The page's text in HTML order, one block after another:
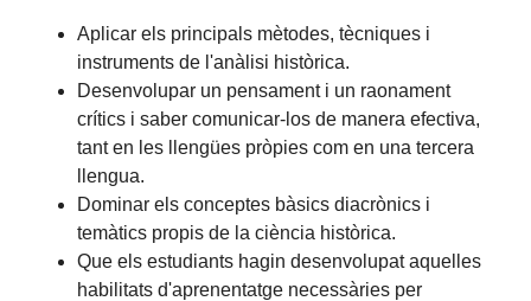
Aplicar els principals mètodes, tècniques i
instruments de l'anàlisi històrica.
Desenvolupar un pensament i un raonament
crítics i saber comunicar-los de manera efectiva,
tant en les llengües pròpies com en una tercera
llengua.
Dominar els conceptes bàsics diacrònics i
temàtics propis de la ciència històrica.
Que els estudiants hagin desenvolupat aquelles
habilitats d'aprenentatge necessàries per